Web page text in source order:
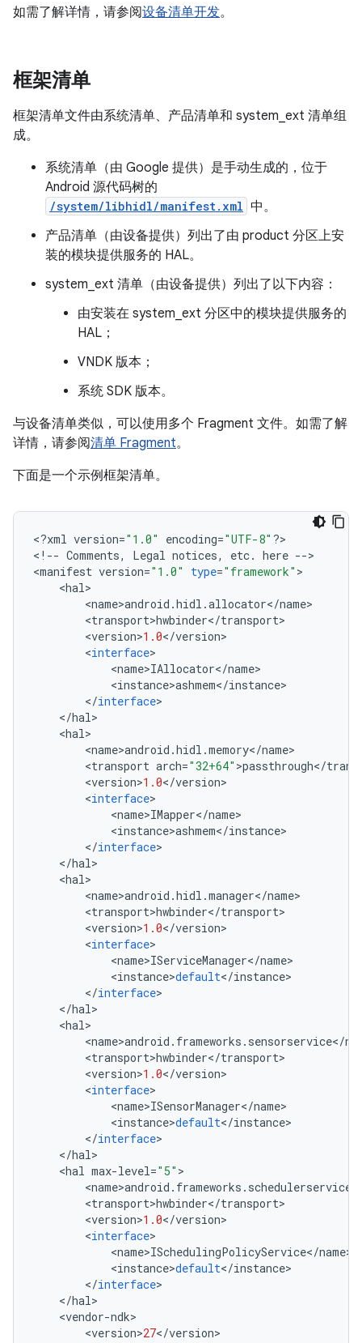
如需了解详情，请参阅设备清单开发。
框架清单
框架清单文件由系统清单、产品清单和 system_ext 清单组
成。
系统清单（由 Google 提供）是手动生成的，位于
Android 源代码树的
/system/libhidl/manifest.xml 中。
产品清单（由设备提供）列出了由 product 分区上安
装的模块提供服务的 HAL。
system_ext 清单（由设备提供）列出了以下内容：
由安装在 system_ext 分区中的模块提供服务的
HAL；
VNDK 版本；
系统 SDK 版本。
与设备清单类似，可以使用多个 Fragment 文件。如需了解
详情，请参阅清单 Fragment。
下面是一个示例框架清单。
<?xml version="1.0" encoding="UTF-8" ?>
< ! -- Comments, Legal notices, etc. here -->
<manifest version="1.0" type="framework" >
<hal>
<name>android .hidl .allocator</name>
<transport>hwbinder</transport>
<version>1.0</version>
<interface>
<name>IAllocator</name>
<instance>ashmem</instance>
</interface>
</hal>
<hal>
<name>android .hidl .memory</name>
<transport arch="32+64" >passthrough</
<version>1.0</version>
<interface>
<name>IMapper</name>
<instance>ashmem</instance>
</interface>
</hal>
<hal>
<name>android .hidl .manager</name>
<transport>hwbinder</transport>
<version>1.0</version>
<interface>
<name>IServiceManager</name>
<instance>default</instance>
</interface>
</hal>
<hal>
<name>android . frameworks . sensorservice</
<transport>hwbinder</transport>
<version>1.0</version>
<interface>
<name>ISensorManager</name>
<instance>default</instance>
</interface>
</hal>
<hal max-level="5" >
<name>android . frameworks . schedulerservice
<transport>hwbinder</transport>
<version>1.0</version>
<interface>
<name>ISchedulingPolicyService</name>
<instance>default</instance>
</interface>
</hal>
<vendor-ndk>
<version>27</version>